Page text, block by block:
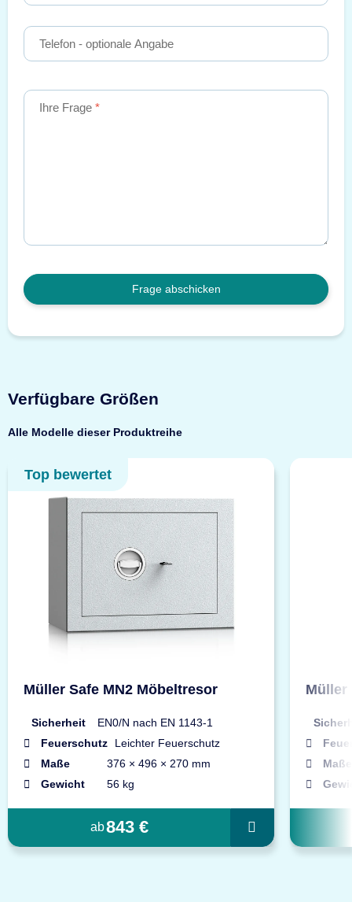
Telefon - optionale Angabe
Ihre Frage
Frage abschicken
Verfügbare Größen
Alle Modelle dieser Produktreihe
Top bewertet
Müller Safe MN2 Möbeltresor
Sicherheit
EN0/N nach EN 1143-1
Feuerschutz
Leichter Feuerschutz
Maße
376 × 496 × 270 mm
Gewicht
56 kg
ab843 €
Müller
Maße